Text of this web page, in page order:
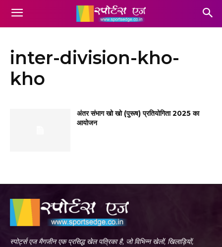
inter-division-kho-
kho
अंतर संभाग खो खो (पुरूष) प्रतियोगिता 2025 का
आयोजन
स्पोर्ट्स एज मैगजीन एक प्रसिद्ध खेल पत्रिका है, जो विभिन्न खेलों, खिलाड़ियों,